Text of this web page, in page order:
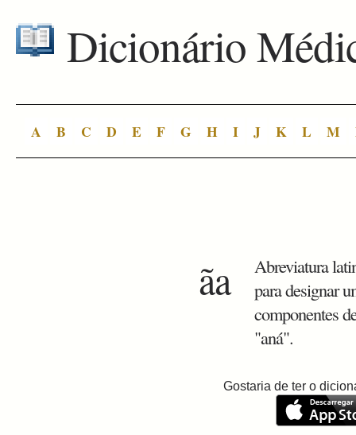
Dicionário
A B C D E F G H I J K L M
ãa
Abreviatura
para designar
componentes
"aná".
Gostaria de ter o